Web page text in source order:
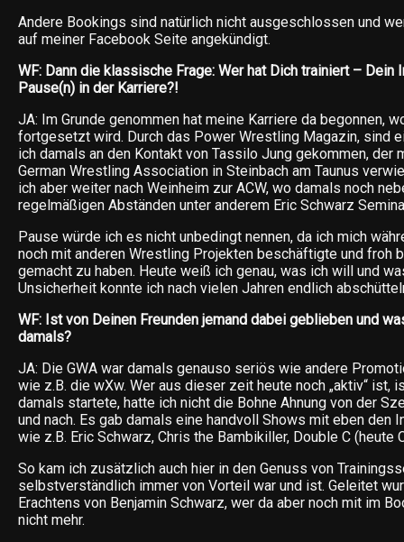
Andere Bookings sind natürlich nicht ausgeschlossen und
auf meiner Facebook Seite angekündigt.
WF: Dann die klassische Frage: Wer hat Dich trainiert – Dein
Pause(n) in der Karriere?!
JA: Im Grunde genommen hat meine Karriere da begonnen,
fortgesetzt wird. Durch das Power Wrestling Magazin, sind
ich damals an den Kontakt von Tassilo Jung gekommen, der
German Wrestling Association in Steinbach am Taunus
ich aber weiter nach Weinheim zur ACW, wo damals noch
regelmäßigen Abständen unter anderem Eric Schwarz
Pause würde ich es nicht unbedingt nennen, da ich mich
noch mit anderen Wrestling Projekten beschäftigte und froh
gemacht zu haben. Heute weiß ich genau, was ich will und
Unsicherheit konnte ich nach vielen Jahren endlich
WF: Ist von Deinen Freunden jemand dabei geblieben und
damals?
JA: Die GWA war damals genauso seriös wie andere
wie z.B. die wXw. Wer aus dieser zeit heute noch „aktiv“ ist,
damals startete, hatte ich nicht die Bohne Ahnung von der
und nach. Es gab damals eine handvoll Shows mit eben den
wie z.B. Eric Schwarz, Chris the Bambikiller, Double C (heute
So kam ich zusätzlich auch hier in den Genuss von
selbstverständlich immer von Vorteil war und ist. Geleitet
Erachtens von Benjamin Schwarz, wer da aber noch mit im
nicht mehr.